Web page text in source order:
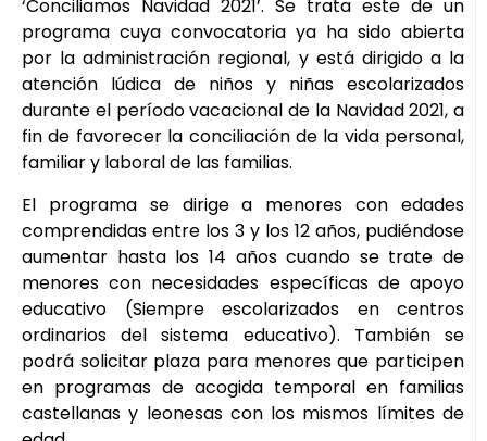
‘Conciliamos Navidad 2021’. Se trata este de un
programa cuya convocatoria ya ha sido abierta
por la administración regional, y está dirigido a la
atención lúdica de niños y niñas escolarizados
durante el período vacacional de la Navidad 2021, a
fin de favorecer la conciliación de la vida personal,
familiar y laboral de las familias.
El programa se dirige a menores con edades
comprendidas entre los 3 y los 12 años, pudiéndose
aumentar hasta los 14 años cuando se trate de
menores con necesidades específicas de apoyo
educativo (Siempre escolarizados en centros
ordinarios del sistema educativo). También se
podrá solicitar plaza para menores que participen
en programas de acogida temporal en familias
castellanas y leonesas con los mismos límites de